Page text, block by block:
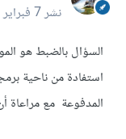
نشر7 فبراير 2017
السؤال بالضبط هو
استفادة من ناحية
المدفوعة مع مراعاة